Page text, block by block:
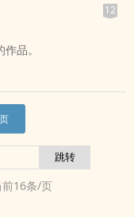
12
品。
16条/页